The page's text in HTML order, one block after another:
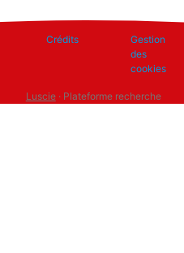
Crédits
Gestion
des
cookies
Luscie· Plateforme recherche